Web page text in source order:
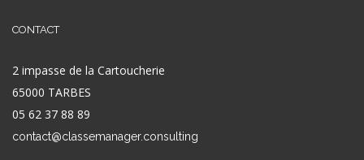
CONTACT
2 impasse de la Cartoucherie
65000 TARBES
05 62 37 88 89
contact@classemanager.consulting